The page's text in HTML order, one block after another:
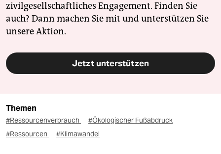
zivilgesellschaftliches Engagement. Finden Sie
auch? Dann machen Sie mit und unterstützen Sie
unsere Aktion.
Jetzt unterstützen
Themen
#Ressourcenverbrauch
#Ökologischer Fußabdruck
#Ressourcen
#Klimawandel